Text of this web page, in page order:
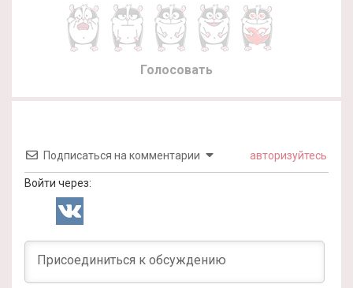
Голосовать
Подписаться на комментарии авторизуйтесь
Войти через: